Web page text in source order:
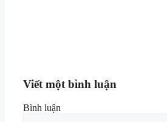
Viết một bình luận
Bình luận